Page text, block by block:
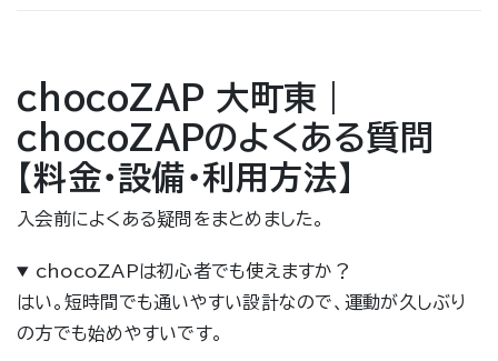
chocoZAP 大町東｜
chocoZAPのよくある質問
【料金・設備・利用方法】
入会前によくある疑問をまとめました。
chocoZAPは初心者でも使えますか？
はい。短時間でも通いやすい設計なので、運動が久しぶり
の方でも始めやすいです。